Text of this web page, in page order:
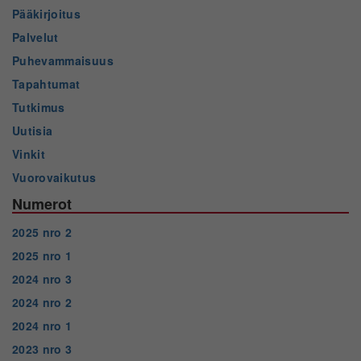
Pääkirjoitus
Palvelut
Puhevammaisuus
Tapahtumat
Tutkimus
Uutisia
Vinkit
Vuorovaikutus
Numerot
2025 nro 2
2025 nro 1
2024 nro 3
2024 nro 2
2024 nro 1
2023 nro 3